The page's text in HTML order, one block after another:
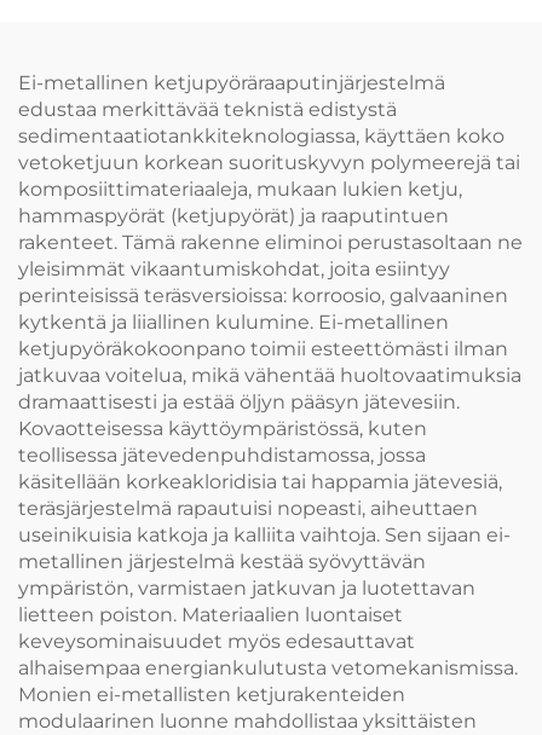
Ei-metallinen ketjupyöräraaputinjärjestelmä
edustaa merkittävää teknistä edistystä
sedimentaatiotankkiteknologiassa, käyttäen koko
vetoketjuun korkean suorituskyvyn polymeerejä tai
komposiittimateriaaleja, mukaan lukien ketju,
hammaspyörät (ketjupyörät) ja raaputintuen
rakenteet. Tämä rakenne eliminoi perustasoltaan ne
yleisimmät vikaantumiskohdat, joita esiintyy
perinteisissä teräsversioissa: korroosio, galvaaninen
kytkentä ja liiallinen kulumine. Ei-metallinen
ketjupyöräkokoonpano toimii esteettömästi ilman
jatkuvaa voitelua, mikä vähentää huoltovaatimuksia
dramaattisesti ja estää öljyn pääsyn jätevesiin.
Kovaotteisessa käyttöympäristössä, kuten
teollisessa jätevedenpuhdistamossa, jossa
käsitellään korkeakloridisia tai happamia jätevesiä,
teräsjärjestelmä rapautuisi nopeasti, aiheuttaen
useinikuisia katkoja ja kalliita vaihtoja. Sen sijaan ei-
metallinen järjestelmä kestää syövyttävän
ympäristön, varmistaen jatkuvan ja luotettavan
lietteen poiston. Materiaalien luontaiset
keveysominaisuudet myös edesauttavat
alhaisempaa energiankulutusta vetomekanismissa.
Monien ei-metallisten ketjurakenteiden
modulaarinen luonne mahdollistaa yksittäisten